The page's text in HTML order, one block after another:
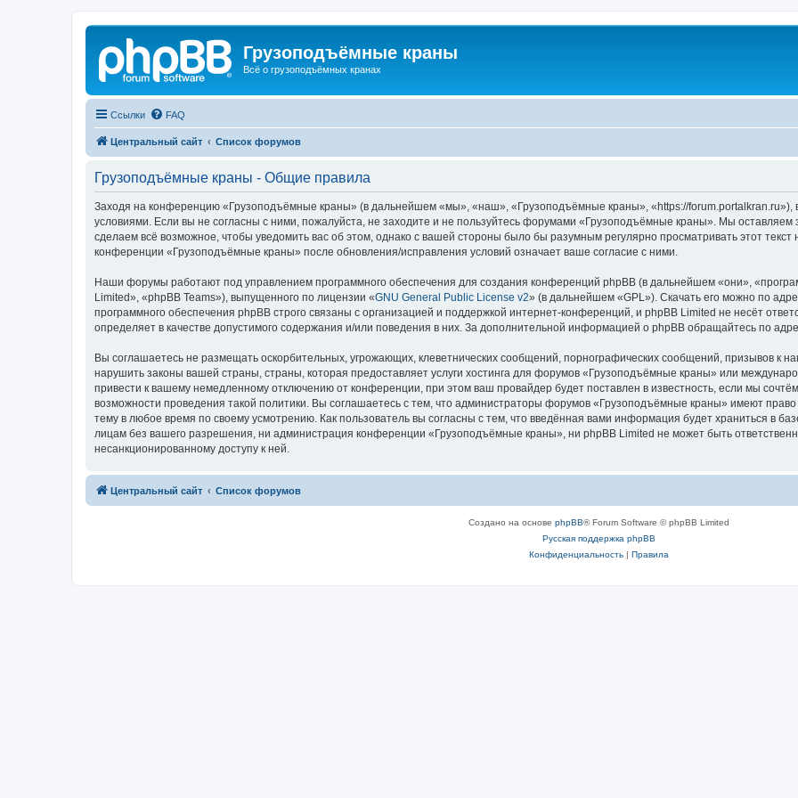
Грузоподъёмные краны
Всё о грузоподъёмных кранах
Ссылки FAQ
Центральный сайт Список форумов
Грузоподъёмные краны - Общие правила
Заходя на конференцию «Грузоподъёмные краны» (в дальнейшем «мы», «наш», «Грузоподъёмные краны», «https://forum.portalkran.ru»),
условиями. Если вы не согласны с ними, пожалуйста, не заходите и не пользуйтесь форумами «Грузоподъёмные краны». Мы
сделаем всё возможное, чтобы уведомить вас об этом, однако с вашей стороны было бы разумным регулярно просматривать этот текст
конференции «Грузоподъёмные краны» после обновления/исправления условий означает ваше согласие с ними.
Наши форумы работают под управлением программного обеспечения для создания конференций phpBB (в дальнейшем «они»,
Limited», «phpBB Teams»), выпущенного по лицензии «GNU General Public License v2» (в дальнейшем «GPL»). Скачать его можно по
программного обеспечения phpBB строго связаны с организацией и поддержкой интернет-конференций, и phpBB Limited не несёт
определяет в качестве допустимого содержания и/или поведения в них. За дополнительной информацией о phpBB обращайтесь по
Вы соглашаетесь не размещать оскорбительных, угрожающих, клеветнических сообщений, порнографических сообщений, призывов к
нарушить законы вашей страны, страны, которая предоставляет услуги хостинга для форумов «Грузоподъёмные краны» или
привести к вашему немедленному отключению от конференции, при этом ваш провайдер будет поставлен в известность, если мы
возможности проведения такой политики. Вы соглашаетесь с тем, что администраторы форумов «Грузоподъёмные краны» имеют
тему в любое время по своему усмотрению. Как пользователь вы согласны с тем, что введённая вами информация будет храниться в
лицам без вашего разрешения, ни администрация конференции «Грузоподъёмные краны», ни phpBB Limited не может быть
несанкционированному доступу к ней.
Центральный сайт Список форумов
Создано на основе phpBB® Forum Software © phpBB Limited
Русская поддержка phpBB
Конфиденциальность| Правила